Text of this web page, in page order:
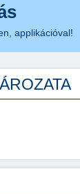
applikációval!